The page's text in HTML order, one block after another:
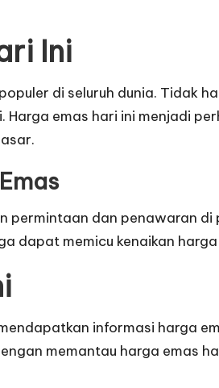
Ini
di seluruh dunia. Tidak
emas hari ini menjadi
dan penawaran
dapat memicu kenaikan
informasi harga
memantau harga emas